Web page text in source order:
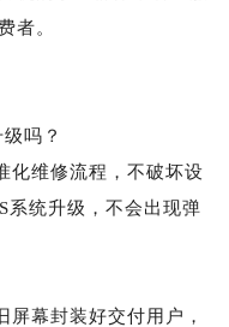
者。
吗？
化维修流程，不破坏设
系统升级，不会出现弹
幕封装好交付用户，